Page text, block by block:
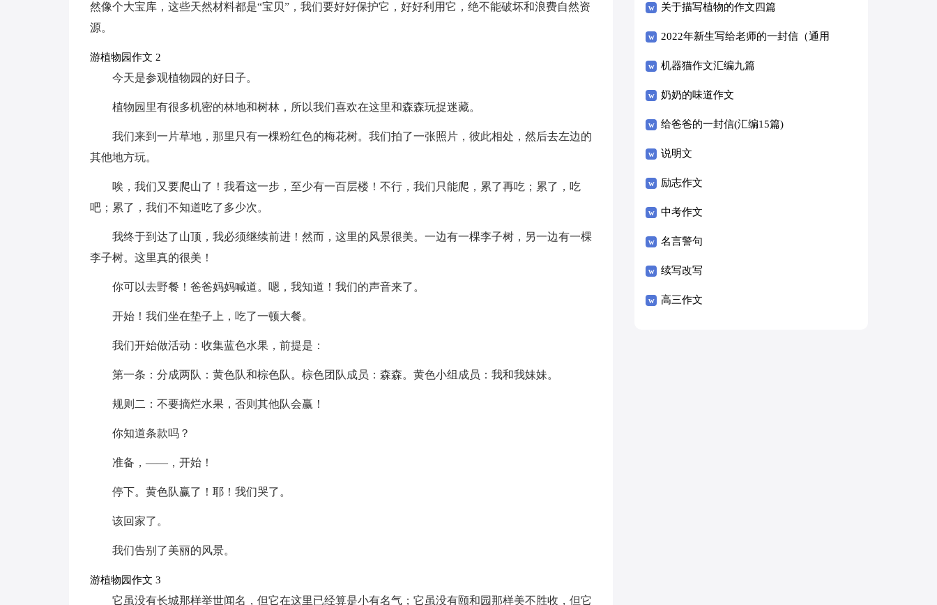
然像个大宝库，这些天然材料都是“宝贝”，我们要好好保护它，好好利用它，绝不能破坏和浪费自然资
源。
游植物园作文 2
今天是参观植物园的好日子。
植物园里有很多机密的林地和树林，所以我们喜欢在这里和森森玩捉迷藏。
我们来到一片草地，那里只有一棵粉红色的梅花树。我们拍了一张照片，彼此相处，然后去左边的
其他地方玩。
唉，我们又要爬山了！我看这一步，至少有一百层楼！不行，我们只能爬，累了再吃；累了，吃
吧；累了，我们不知道吃了多少次。
我终于到达了山顶，我必须继续前进！然而，这里的风景很美。一边有一棵李子树，另一边有一棵
李子树。这里真的很美！
你可以去野餐！爸爸妈妈喊道。嗯，我知道！我们的声音来了。
开始！我们坐在垫子上，吃了一顿大餐。
我们开始做活动：收集蓝色水果，前提是：
第一条：分成两队：黄色队和棕色队。棕色团队成员：森森。黄色小组成员：我和我妹妹。
规则二：不要摘烂水果，否则其他队会赢！
你知道条款吗？
准备，——，开始！
停下。黄色队赢了！耶！我们哭了。
该回家了。
我们告别了美丽的风景。
游植物园作文 3
它虽没有长城那样举世闻名，但它在这里已经算是小有名气；它虽没有颐和园那样美不胜收，但它
关于描写植物的作文四篇
2022年新生写给老师的一封信（通用
8篇）
机器猫作文汇编九篇
奶奶的味道作文
给爸爸的一封信(汇编15篇)
说明文
励志作文
中考作文
名言警句
续写改写
高三作文